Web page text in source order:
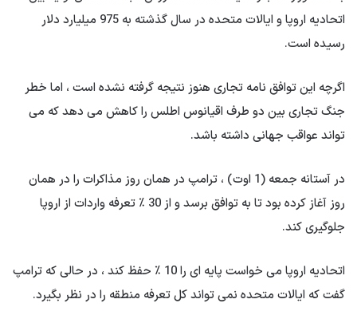
اتحادیه اروپا و ایالات متحده در سال گذشته به 975 میلیارد دلار
رسیده است.
اگرچه این توافق نامه تجاری هنوز نتیجه گرفته نشده است ، اما خطر
جنگ تجاری بین دو طرف اقیانوس اطلس را کاهش می دهد که می
تواند عواقب جهانی داشته باشد.
در آستانه جمعه (1 اوت) ، ترامپ در همان روز مذاکرات را در همان
روز آغاز کرده بود تا به توافق برسد و از 30 ٪ تعرفه واردات از اروپا
جلوگیری کند.
اتحادیه اروپا می خواست پایه ای را 10 ٪ حفظ کند ، در حالی که ترامپ
گفت که ایالات متحده نمی تواند کل تعرفه منطقه را در نظر بگیرد.